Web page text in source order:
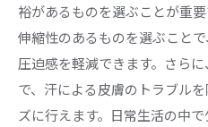
巻き爪を考慮した
環境に優しい巻き
巻き爪の快適性を
巻き爪とストッキングの
裕があるものを選ぶことが重
伸縮性のあるものを選ぶことで
圧迫感を軽減できます。さら
で、汗による皮膚のトラブル
ズに行えます。日常生活の中